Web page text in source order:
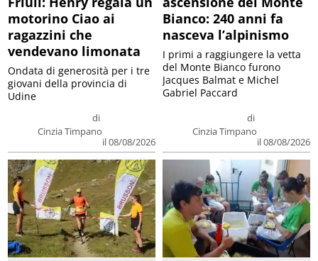
motorino Ciao ai
ragazzini che
vendevano limonata
di
Cinzia Timpano
il 08/08/2026
Ondata di generosità per i tre
giovani della provincia di
Udine
Bianco: 240 anni fa
nasceva l’alpinismo
di
Cinzia Timpano
il 08/08/2026
I primi a raggiungere la vetta
del Monte Bianco furono
Jacques Balmat e Michel
Gabriel Paccard